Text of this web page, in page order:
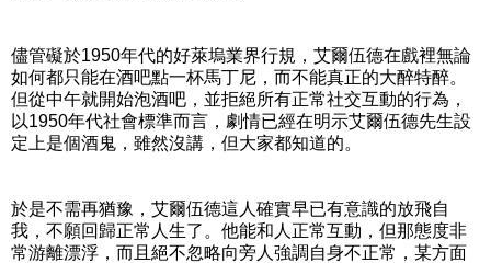
儘管礙於1950年代的好萊塢業界行規，艾爾伍德在戲裡無論
如何都只能在酒吧點一杯馬丁尼，而不能真正的大醉特醉。
但從中午就開始泡酒吧，並拒絕所有正常社交互動的行為，
以1950年代社會標準而言，劇情已經在明示艾爾伍德先生設
定上是個酒鬼，雖然沒講，但大家都知道的。
於是不需再猶豫，艾爾伍德這人確實早已有意識的放飛自
我，不願回歸正常人生了。他能和人正常互動，但那態度非
常游離漂浮，而且絕不忽略向旁人強調自身不正常，某方面